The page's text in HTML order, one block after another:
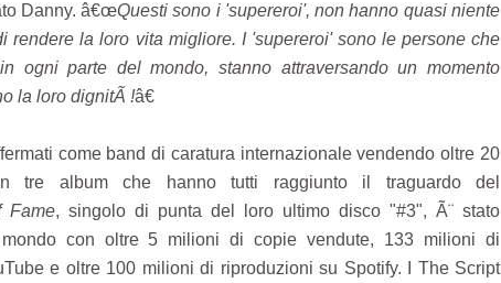
Danny. â€œQuesti sono i 'supereroi', non hanno quasi niente
rendere la loro vita migliore. I 'supereroi' sono le persone che
ogni parte del mondo, stanno attraversando un momento
la loro dignitÃ !â€
come band di caratura internazionale vendendo oltre 20
tre album che hanno tutti raggiunto il traguardo del
Fame, singolo di punta del loro ultimo disco "#3", Ã¨ stato
con oltre 5 milioni di copie vendute, 133 milioni di
e oltre 100 milioni di riproduzioni su Spotify. I The Script